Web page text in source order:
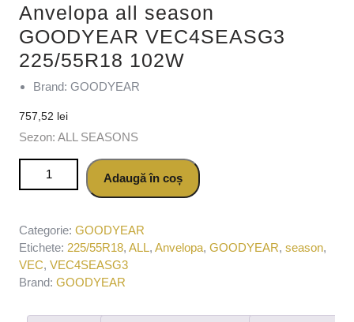
Anvelopa all season
GOODYEAR VEC4SEASG3
225/55R18 102W
Brand: GOODYEAR
757,52 lei
Sezon: ALL SEASONS
Cantitate Anvelopa all season GOODYEAR VEC4SEASG3
225/55R18 102WAdaugă în coș
Categorie: GOODYEAR
Etichete: 225/55R18, ALL, Anvelopa, GOODYEAR, season,
VEC, VEC4SEASG3
Brand: GOODYEAR